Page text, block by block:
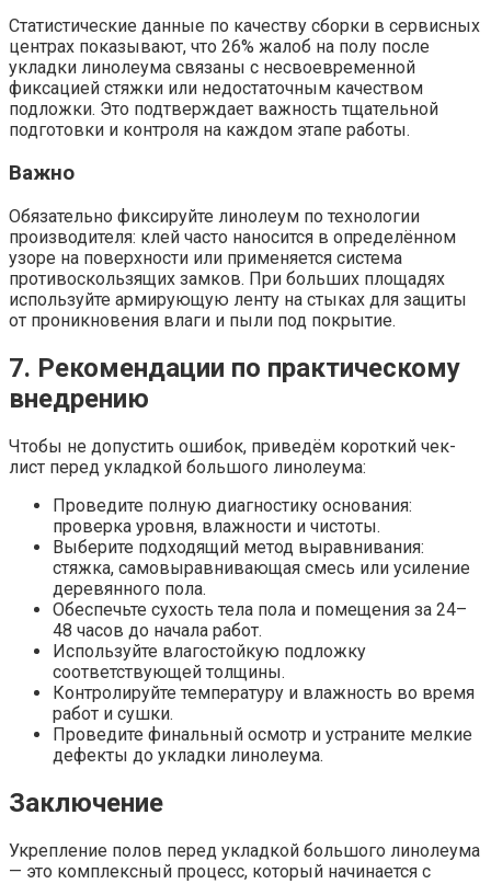
Статистические данные по качеству сборки в сервисных
центрах показывают, что 26% жалоб на полу после
укладки линолеума связаны с несвоевременной
фиксацией стяжки или недостаточным качеством
подложки. Это подтверждает важность тщательной
подготовки и контроля на каждом этапе работы.
Важно
Обязательно фиксируйте линолеум по технологии
производителя: клей часто наносится в определённом
узоре на поверхности или применяется система
противоскользящих замков. При больших площадях
используйте армирующую ленту на стыках для защиты
от проникновения влаги и пыли под покрытие.
7. Рекомендации по практическому
внедрению
Чтобы не допустить ошибок, приведём короткий чек-
лист перед укладкой большого линолеума:
Проведите полную диагностику основания:
проверка уровня, влажности и чистоты.
Выберите подходящий метод выравнивания:
стяжка, самовыравнивающая смесь или усиление
деревянного пола.
Обеспечьте сухость тела пола и помещения за 24–
48 часов до начала работ.
Используйте влагостойкую подложку
соответствующей толщины.
Контролируйте температуру и влажность во время
работ и сушки.
Проведите финальный осмотр и устраните мелкие
дефекты до укладки линолеума.
Заключение
Укрепление полов перед укладкой большого линолеума
— это комплексный процесс, который начинается с